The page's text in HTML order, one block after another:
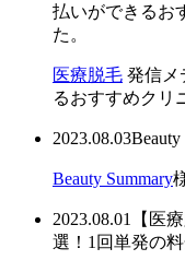
払いができるお
た。
医療脱毛 発信メ
るおすすめクリ
2023.08.03
Beauty Summary
2023.08.01
【医
選！1回単発の